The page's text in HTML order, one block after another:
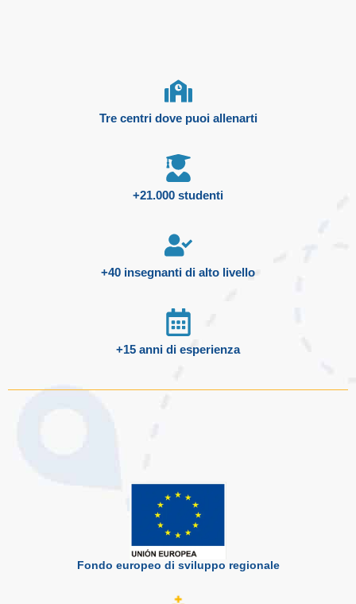
Tre centri dove puoi allenarti
+21.000 studenti
+40 insegnanti di alto livello
+15 anni di esperienza
Fondo europeo di sviluppo regionale